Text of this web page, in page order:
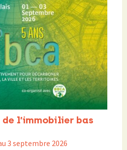
l’immobilier bas
3 septembre 2026